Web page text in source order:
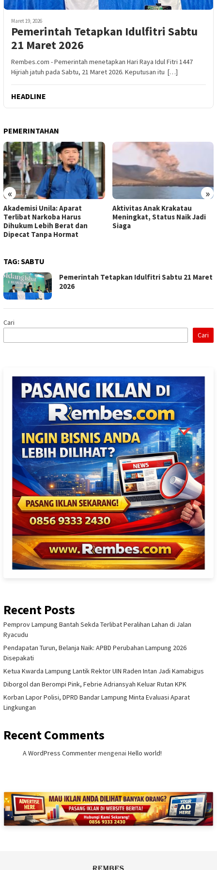
Maret 19, 2026
Pemerintah Tetapkan Idulfitri Sabtu
21 Maret 2026
Rembes.com - Pemerintah menetapkan Hari Raya Idul Fitri 1447
Hijriah jatuh pada Sabtu, 21 Maret 2026. Keputusan itu […]
HEADLINE
PEMERINTAHAN
« »
Akademisi Unila: Aparat
Terlibat Narkoba Harus
Dihukum Lebih Berat dan
Dipecat Tanpa Hormat
Aktivitas Anak Krakatau
Meningkat, Status Naik Jadi
Siaga
TAG:SABTU
Pemerintah Tetapkan Idulfitri Sabtu 21 Maret
2026
Cari
Cari
Recent Posts
Pemprov Lampung Bantah Sekda Terlibat Peralihan Lahan di Jalan
Ryacudu
Pendapatan Turun, Belanja Naik: APBD Perubahan Lampung 2026
Disepakati
Ketua Kwarda Lampung Lantik Rektor UIN Raden Intan Jadi Kamabigus
Diborgol dan Berompi Pink, Febrie Adriansyah Keluar Rutan KPK
Korban Lapor Polisi, DPRD Bandar Lampung Minta Evaluasi Aparat
Lingkungan
Recent Comments
A WordPress Commentermengenai Hello world!